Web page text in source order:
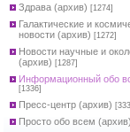
Здрава (архив) [1274]
Галактические и
новости (архив) [1272]
Новости научные и
(архив) [1287]
Информационный обо
[1336]
Пресс-центр (архив)
Просто обо всем (архив)